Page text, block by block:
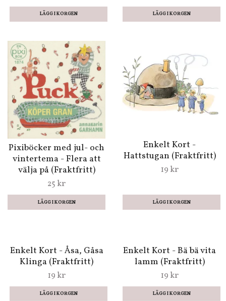
Nöff, nöff Benny
79 kr
Hamstern är borta!
89 kr
vintertema - Flera att
välja på (Fraktfritt)
25 kr
LÄGG I KORGEN
19 kr